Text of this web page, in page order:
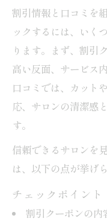
割引情報と口コミを
ックするには、いく
ります。まず、割引
高い反面、サービス
口コミでは、カット
応、サロンの清潔感
す。
信頼できるサロンを
は、以下の点が挙げ
チェックポイント
割引クーポンの内